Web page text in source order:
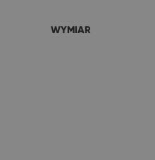
WYMIAR